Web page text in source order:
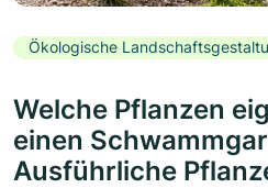
Ökologische
Welche Pflanzen
einen
Ausführliche